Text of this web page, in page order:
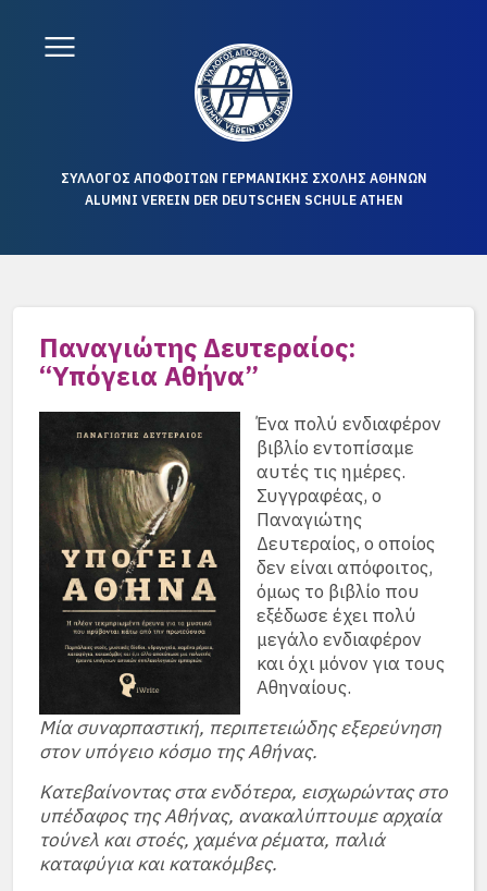
ΣΥΛΛΟΓΟΣ ΑΠΟΦΟΙΤΩΝ ΓΕΡΜΑΝΙΚΗΣ ΣΧΟΛΗΣ ΑΘΗΝΩΝ
ALUMNI VEREIN DER DEUTSCHEN SCHULE ATHEN
Παναγιώτης Δευτεραίος:
“Υπόγεια Αθήνα”
Ένα πολύ ενδιαφέρον
βιβλίο εντοπίσαμε
αυτές τις ημέρες.
Συγγραφέας, ο
Παναγιώτης
Δευτεραίος, ο οποίος
δεν είναι απόφοιτος,
όμως το βιβλίο που
εξέδωσε έχει πολύ
μεγάλο ενδιαφέρον
και όχι μόνον για τους
Αθηναίους.
Μία συναρπαστική, περιπετειώδης εξερεύνηση
στον υπόγειο κόσμο της Αθήνας.
Κατεβαίνοντας στα ενδότερα, εισχωρώντας στο
υπέδαφος της Αθήνας, ανακαλύπτουμε αρχαία
τούνελ και στοές, χαμένα ρέματα, παλιά
καταφύγια και κατακόμβες.